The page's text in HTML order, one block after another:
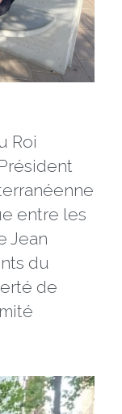
Roi
entre les
Jean
du
de